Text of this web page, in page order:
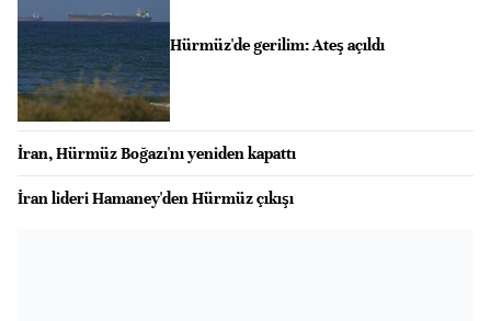
Hürmüz'de gerilim: Ateş açıldı
İran, Hürmüz Boğazı'nı yeniden kapattı
İran lideri Hamaney'den Hürmüz çıkışı